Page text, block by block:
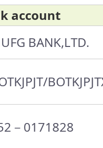
account
BANK,LTD.
－0171828